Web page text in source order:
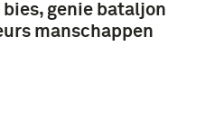
genie bataljon
manschappen